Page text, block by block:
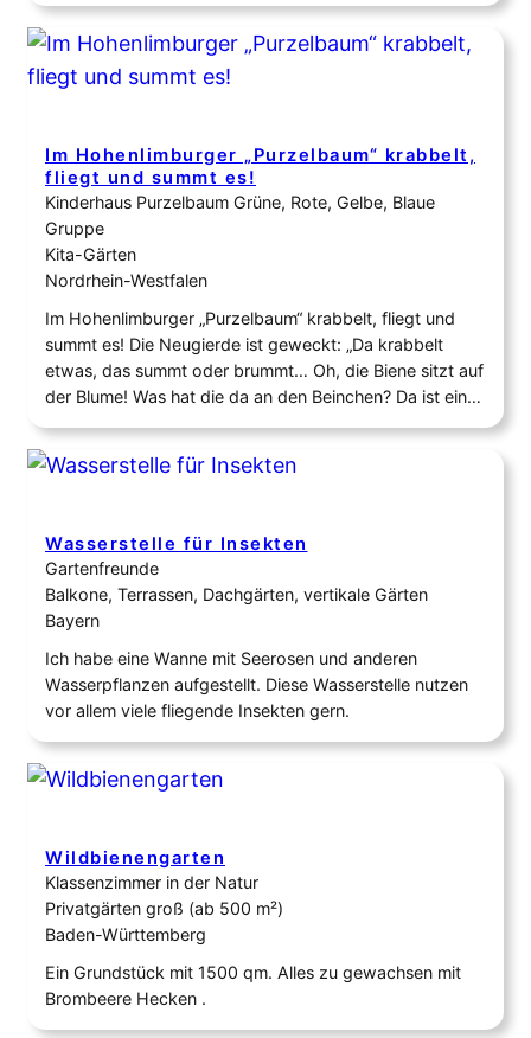
Frühblüher steinen Totholz weiter gestaltet, es kommt
noch ein Insektenhotel…
Im Hohenlimburger „Purzelbaum“ krabbelt,
fliegt und summt es!
Kinderhaus Purzelbaum Grüne, Rote, Gelbe, Blaue
Gruppe
Kita-Gärten
Nordrhein-Westfalen
Im Hohenlimburger „Purzelbaum“ krabbelt, fliegt und
summt es! Die Neugierde ist geweckt: „Da krabbelt
etwas, das summt oder brummt… Oh, die Biene sitzt auf
der Blume! Was hat die da an den Beinchen? Da ist ein
Schmetterling!“ Unendlich viel ist zu entdecken! Seitdem
jede Gruppe im Kinderhaus Purzelbaum ihre eigenen
Hochbeete bepflanzt hat, tummeln sich…
Wasserstelle für Insekten
Gartenfreunde
Balkone, Terrassen, Dachgärten, vertikale Gärten
Bayern
Ich habe eine Wanne mit Seerosen und anderen
Wasserpflanzen aufgestellt. Diese Wasserstelle nutzen
vor allem viele fliegende Insekten gern.
Wildbienengarten
Klassenzimmer in der Natur
Privatgärten groß (ab 500 m²)
Baden-Württemberg
Ein Grundstück mit 1500 qm. Alles zu gewachsen mit
Brombeere Hecken .